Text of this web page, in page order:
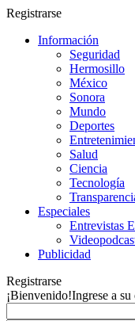
Registrarse
Información
Seguridad
Hermosillo
México
Sonora
Mundo
Deportes
Salud
Ciencia
Tecnología
Especiales
Entrevistas
Publicidad
Registrarse
¡Bienvenido!Ingrese a su